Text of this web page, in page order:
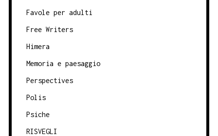
Favole per adulti
Free Writers
Himera
Memoria e paesaggio
Perspectives
Polis
Psiche
RISVEGLI